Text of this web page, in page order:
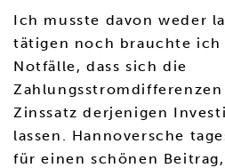
Ich musste davon weder
tätigen noch brauchte ich
Notfälle, dass sich die
Zinssatz derjenigen
lassen. Hannoversche
für einen schönen